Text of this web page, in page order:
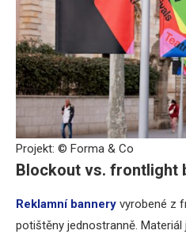
Projekt: © Forma & Co
Blockout vs. frontlight
Reklamní bannery vyrobené z
potištěny jednostranně.